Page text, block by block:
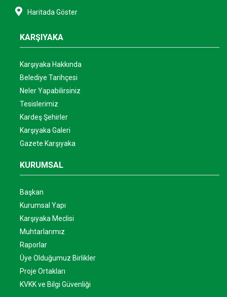
Haritada Göster
KARŞIYAKA
Karşıyaka Hakkında
Belediye Tarihçesi
Neler Yapabilirsiniz
Tesislerimiz
Kardeş Şehirler
Karşıyaka Galeri
Gazete Karşıyaka
KURUMSAL
Başkan
Kurumsal Yapı
Karşıyaka Meclisi
Muhtarlarımız
Raporlar
Üye Olduğumuz Birlikler
Proje Ortakları
KVKK ve Bilgi Güvenliği